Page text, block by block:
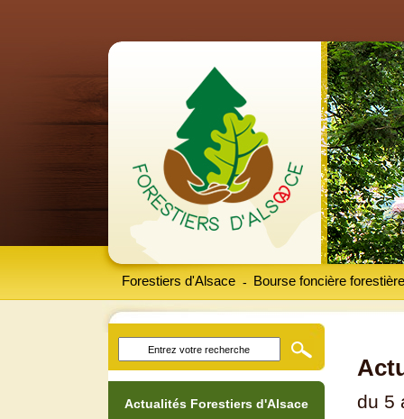
Forestiers d'Alsace Bourse foncière forestière
-
du 5
Actualités Forestiers d'Alsace